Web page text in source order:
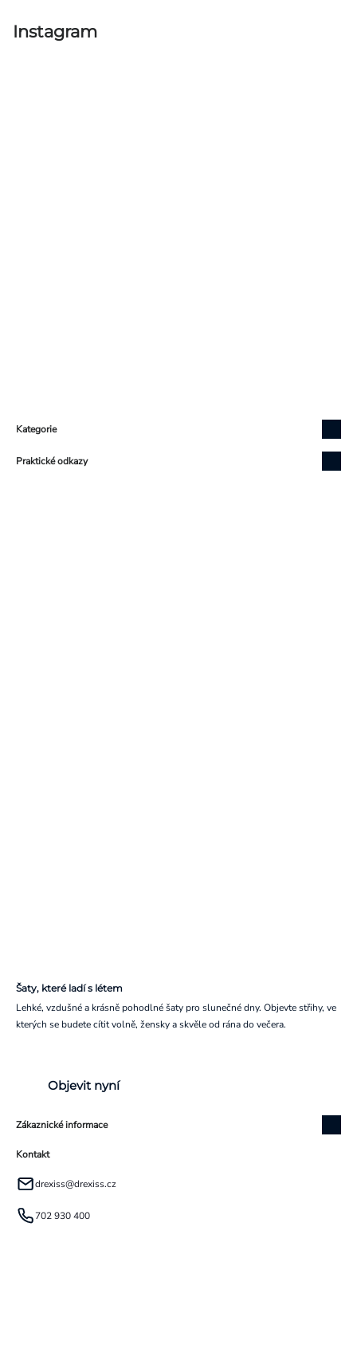
výpisu
Instagram
Kategorie
Praktické odkazy
Šaty, které ladí s létem
Lehké, vzdušné a krásně pohodlné šaty pro slunečné dny. Objevte střihy, ve
kterých se budete cítit volně, žensky a skvěle od rána do večera.
Objevit nyní
Zákaznické informace
Kontakt
drexiss@drexiss.cz
702 930 400